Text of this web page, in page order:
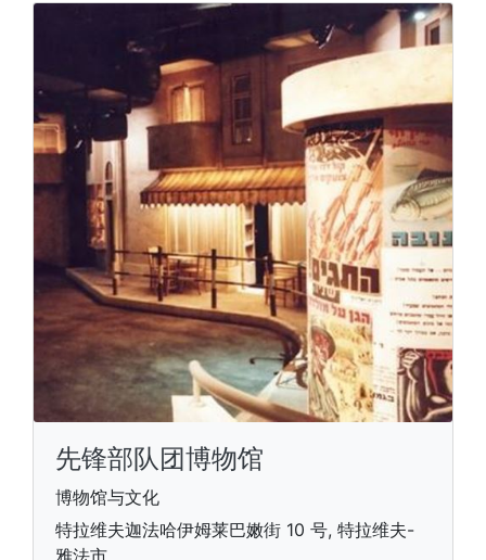
先锋部队团博物馆
博物馆与文化
特拉维夫迦法哈伊姆莱巴嫩街 10 号, 特拉维夫-
雅法市